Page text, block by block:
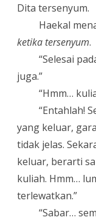
Dita tersenyum.
Haekal
ketika tersenyum.
“Selesai
juga.”
“Hmm…
“Entahlah!
yang keluar,
tidak jelas.
keluar, berarti
kuliah. Hmm…
terlewatkan.”
“Sabar…